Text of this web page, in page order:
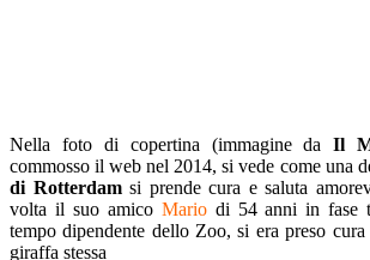
Nella foto di copertina (immagine daIl
commosso il web nel 2014, si vede come una
di Rotterdamsi prende cura e saluta
volta il suo amico Mariodi 54 anni in fase
tempo dipendente dello Zoo, si era preso
giraffa stessa